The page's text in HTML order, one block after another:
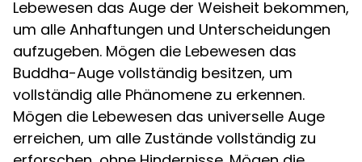
Lebewesen das Auge der Weisheit bekommen,
um alle Anhaftungen und Unterscheidungen
aufzugeben. Mögen die Lebewesen das
Buddha-Auge vollständig besitzen, um
vollständig alle Phänomene zu erkennen.
Mögen die Lebewesen das universelle Auge
erreichen, um alle Zustände vollständig zu